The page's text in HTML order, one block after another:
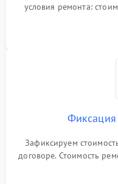
условия ремонта:
Фиксация
Зафиксируем
договоре. Стоимость